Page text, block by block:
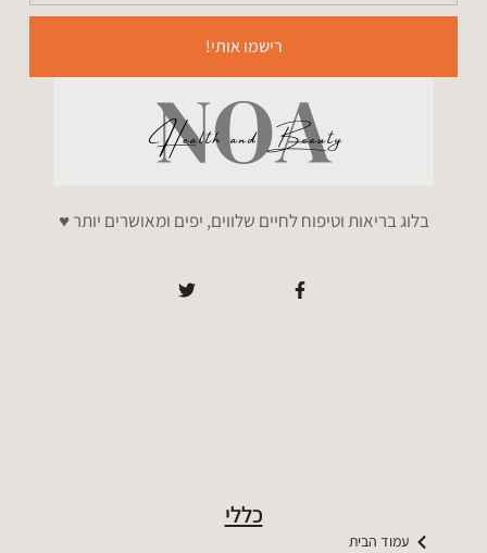
רישמו אותי!
בלוג בריאות וטיפוח לחיים שלווים, יפים ומאושרים יותר ♥️
כללי
עמוד הבית